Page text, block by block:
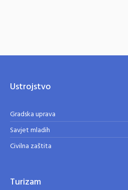
Ustrojstvo
Gradska uprava
Savjet mladih
Civilna zaštita
Turizam